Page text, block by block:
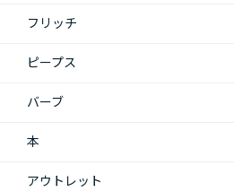
フリッチ
ピープス
バーブ
本
アウトレット